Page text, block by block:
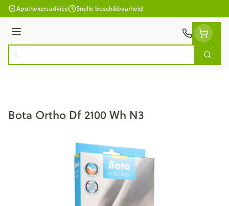
Ga naar de inhoud
Apothekersadvies Snelle beschikbaarheid
Menu
Product, merk, categorie... Zoek
Bota Ortho Df 2100 Wh N3